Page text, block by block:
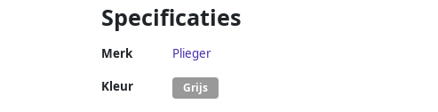
Specificaties
Merk Plieger
Kleur Grijs